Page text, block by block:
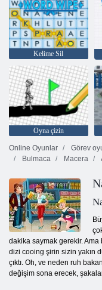
Kelime Sil
Oyna çizin
Online Oyunlar
Görev
Bulmaca
Macera
dakika saymak gerekir. Ama
dizi cooing şirin sizin yakın
çıktı. Oh, ve neden ruh
değişim sona erecek,